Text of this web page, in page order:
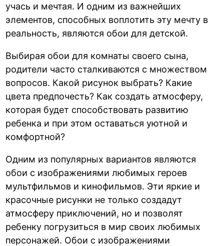
учась и мечтая. И одним из важнейших
элементов, способных воплотить эту мечту в
реальность, являются обои для детской.
Выбирая обои для комнаты своего сына,
родители часто сталкиваются с множеством
вопросов. Какой рисунок выбрать? Какие
цвета предпочесть? Как создать атмосферу,
которая будет способствовать развитию
ребенка и при этом оставаться уютной и
комфортной?
Одним из популярных вариантов являются
обои с изображениями любимых героев
мультфильмов и кинофильмов. Эти яркие и
красочные рисунки не только создадут
атмосферу приключений, но и позволят
ребенку погрузиться в мир своих любимых
персонажей. Обои с изображениями